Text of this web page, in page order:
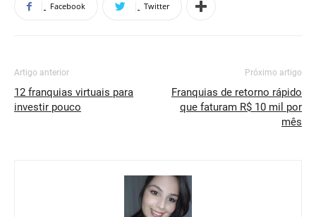
Facebook Twitter
Artigo anterior
12 franquias virtuais para
investir pouco
Próximo artigo
Franquias de retorno rápido
que faturam R$ 10 mil por
mês